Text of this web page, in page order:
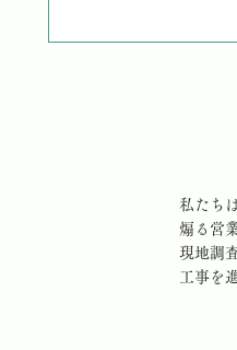
私たち
煽る営
現地調
工事を